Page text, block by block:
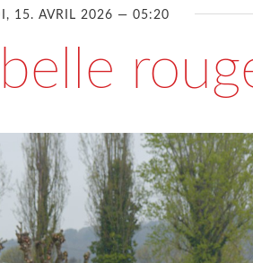
15. AVRIL 2026 — 05:20